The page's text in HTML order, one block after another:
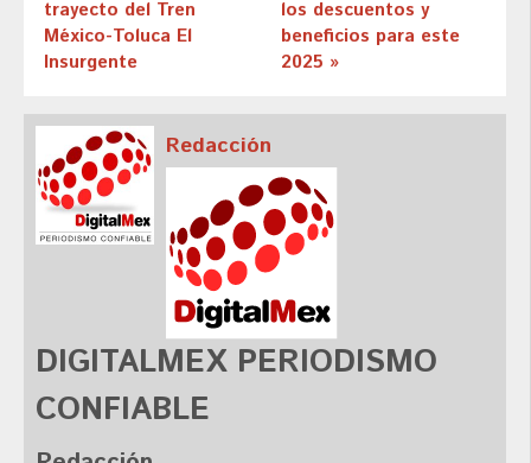
trayecto del Tren
México-Toluca El
Insurgente
los descuentos y
beneficios para este
2025 »
Redacción
DIGITALMEX PERIODISMO
CONFIABLE